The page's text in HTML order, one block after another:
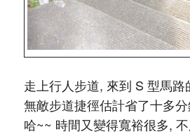
走上行人步道, 來到 S 型馬
無敵步道捷徑估計省了十多
哈~~ 時間又變得寬裕很多, 不